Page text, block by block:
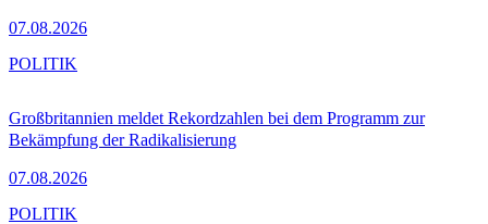
07.08.2026
Großbritannien meldet Rekordzahlen bei dem Programm zur
Bekämpfung der Radikalisierung
07.08.2026
POLITIK
POLITIK